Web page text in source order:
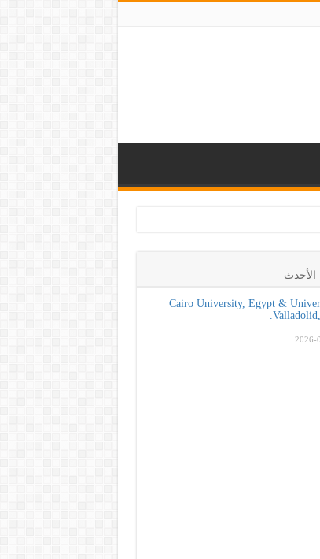
و100 يوم صحة لت
الأحدث
Cairo University, Egypt &
2026-